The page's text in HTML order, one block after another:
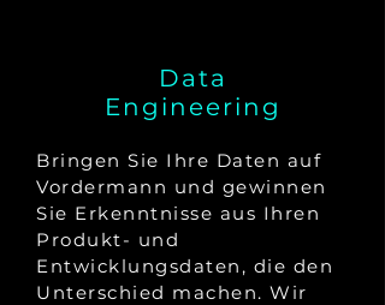
Data
Engineering
Bringen Sie Ihre Daten auf
Vordermann und gewinnen
Sie Erkenntnisse aus Ihren
Produkt- und
Entwicklungsdaten, die den
Unterschied machen. Wir